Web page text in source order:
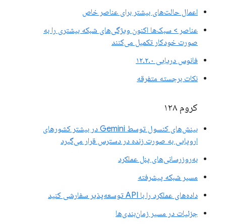
اعمال حالت‌های بیشتر برای عناصر خاص
عناصر > سبک‌ها اکنون ویژگی‌های شبکه بیشتری را به
صورت خودکار تکمیل می‌کنند
فانوس دریایی ۱۲.۲.۰
نکات برجسته متفرقه
کروم ۱۲۸
بینش‌های کنسول توسط Gemini در بیشتر کشورهای
اروپایی به صورت زنده در دسترس قرار می‌گیرد
به‌روزرسانی‌های پنل عملکرد
مسیر شبکه پیشرفته
داده‌های عملکرد را با API توسعه‌پذیر سفارشی کنید
جزئیات در مسیر زمان‌بندی‌ها